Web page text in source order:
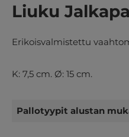
Liuku
Erikoisvalmistettu
K: 7,5 cm. Ø: 15 cm.
Pallotyypit alustan